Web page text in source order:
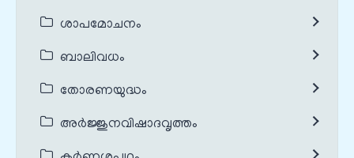
ശാപമോചനം
ബാലിവധം
തോരണയുദ്ധം
അർജ്ജുനവിഷാദവൃത്തം